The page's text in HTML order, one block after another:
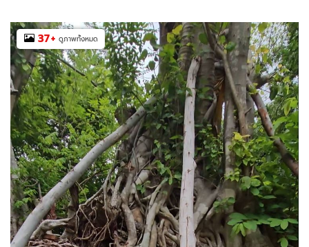
37+ ดูภาพทั้งหมด